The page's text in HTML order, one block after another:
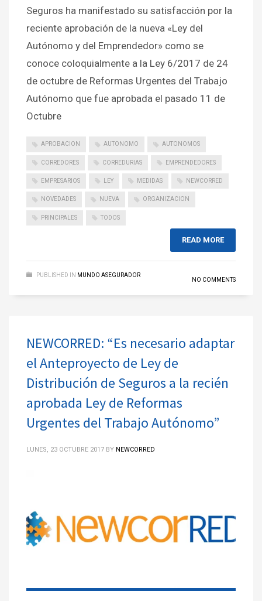
Seguros ha manifestado su satisfacción por la
reciente aprobación de la nueva «Ley del
Autónomo y del Emprendedor» como se
conoce coloquialmente a la Ley 6/2017 de 24
de octubre de Reformas Urgentes del Trabajo
Autónomo que fue aprobada el pasado 11 de
Octubre
APROBACION AUTONOMO AUTONOMOS
CORREDORES CORREDURIAS EMPRENDEDORES
EMPRESARIOS LEY MEDIDAS NEWCORRED
NOVEDADES NUEVA ORGANIZACION
PRINCIPALES TODOS
READ MORE
PUBLISHED IN MUNDO ASEGURADOR
NO COMMENTS
NEWCORRED: “Es necesario adaptar
el Anteproyecto de Ley de
Distribución de Seguros a la recién
aprobada Ley de Reformas
Urgentes del Trabajo Autónomo”
LUNES, 23 OCTUBRE 2017 BY NEWCORRED